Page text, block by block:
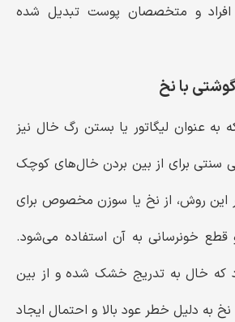
افراد و متخصصان پوست تبدیل شده
به عنوان لیگاتور یا بستن رگ خال نیز
سنتی برای از بین بردن خال‌های کوچک
روش، از نخ یا سوزن مخصوص برای
خونرسانی به آن استفاده می‌شود.
که خال به تدریج خشک شده و از بین
به دلیل خطر عود بالا و احتمال ایجاد